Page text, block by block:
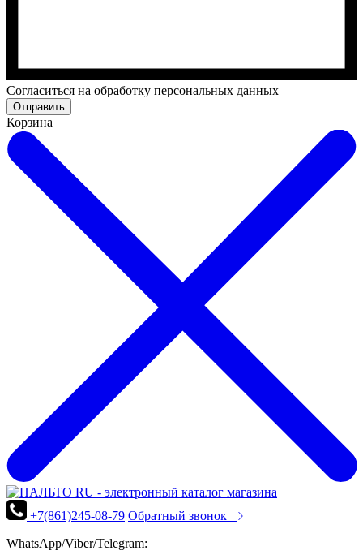
Cогласиться на обработку персональных данных
Отправить
Корзина
+7(861)245-08-79 Обратный звонок
WhatsApp/Viber/Telegram: